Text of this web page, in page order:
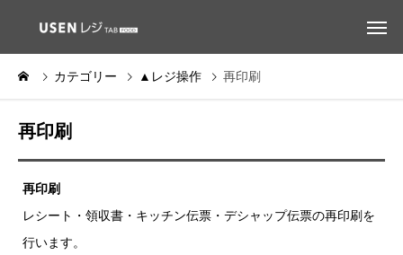
カテゴリー ▲レジ操作 再印刷
再印刷
再印刷
レシート・領収書・キッチン伝票・デシャップ伝票の再印刷を
行います。